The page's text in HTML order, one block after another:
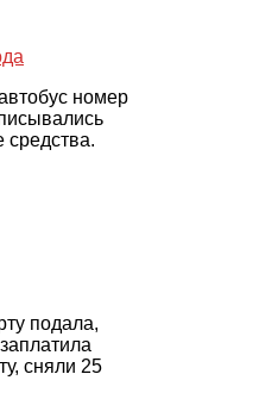
номер
подала,
сняли 25